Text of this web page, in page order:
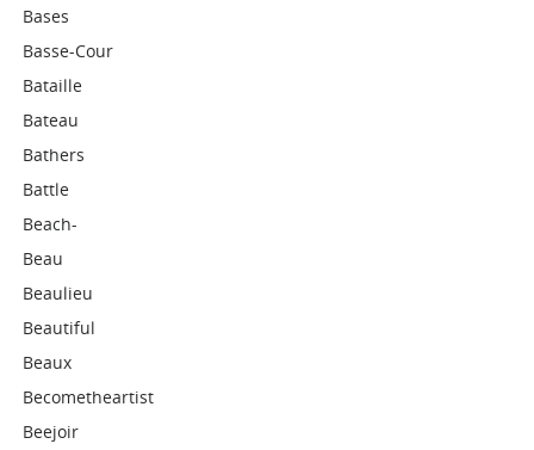
Bases
Basse-Cour
Bataille
Bateau
Bathers
Battle
Beach-
Beau
Beaulieu
Beautiful
Beaux
Becometheartist
Beejoir